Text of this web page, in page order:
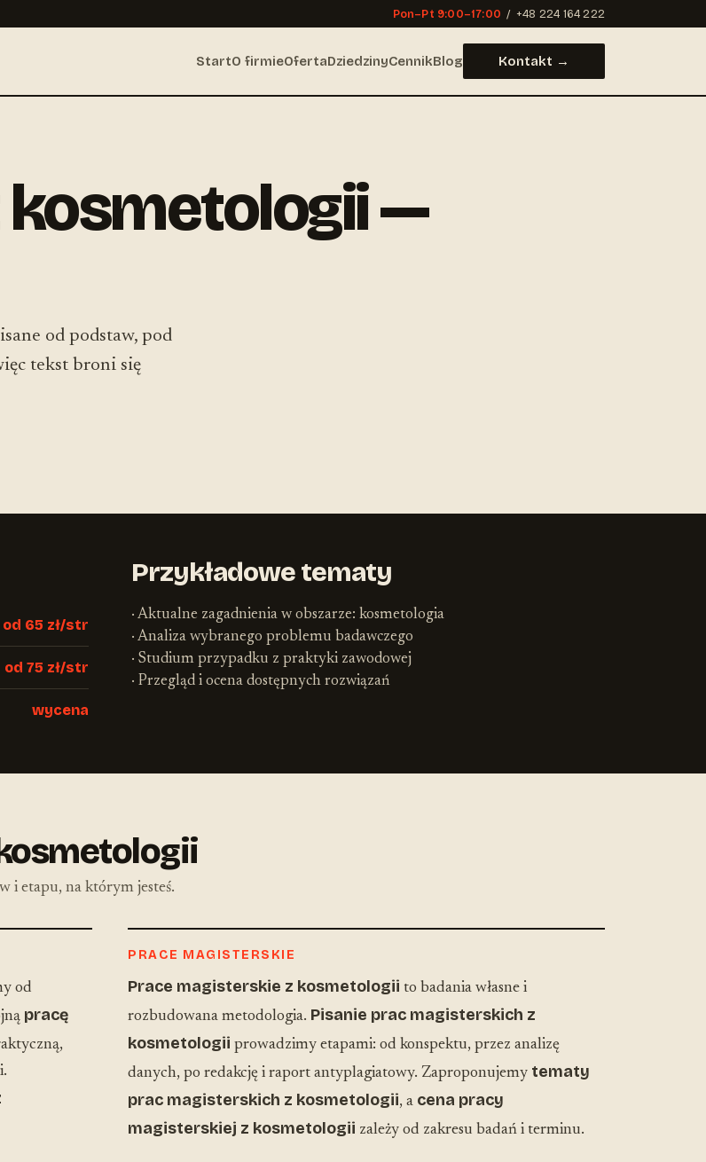
Pon–Pt 9:00–17:00 / +48 224 164 222
StartO firmieOfertaDziedzinyCennikBlog Kontakt →
kosmetologii —
od podstaw, pod
tekst broni się
od 65 zł/str
od 75 zł/str
wycena
Przykładowe tematy
· Aktualne zagadnienia w obszarze: kosmetologia
· Analiza wybranego problemu badawczego
· Studium przypadku z praktyki zawodowej
· Przegląd i ocena dostępnych rozwiązań
i etapu, na którym jesteś.
od
pracę
PRACE MAGISTERSKIE
Prace magisterskie z kosmetologii to badania własne i
rozbudowana metodologia. Pisanie prac magisterskich z
kosmetologii prowadzimy etapami: od konspektu, przez analizę
danych, po redakcję i raport antyplagiatowy. Zaproponujemy tematy
prac magisterskich z kosmetologii, a cena pracy
magisterskiej z kosmetologii zależy od zakresu badań i terminu.